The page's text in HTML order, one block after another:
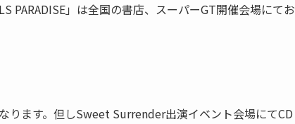
PARADISE」は全国の書店、スーパーGT開催会場にてお
ります。但しSweet Surrender出演イベント会場にてCD